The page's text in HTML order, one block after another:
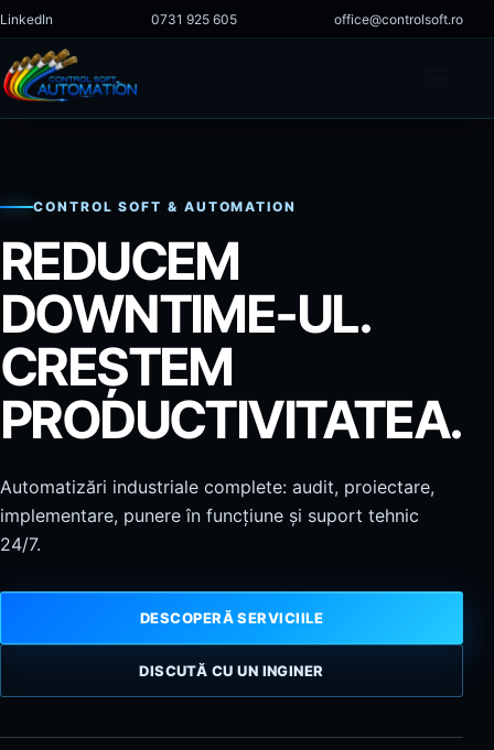
Sari la conținut
LinkedIn 0731 925 605 office@controlsoft.ro
Acasă
Companie
Servicii
Proiecte
Magazin
Cariere
Contact
CONTROL SOFT & AUTOMATION
REDUCEM
DOWNTIME-UL.
CREȘTEM
PRODUCTIVITATEA.
Automatizări industriale complete: audit, proiectare,
implementare, punere în funcțiune și suport tehnic
24/7.
DESCOPERĂ SERVICIILE
DISCUTĂ CU UN INGINER